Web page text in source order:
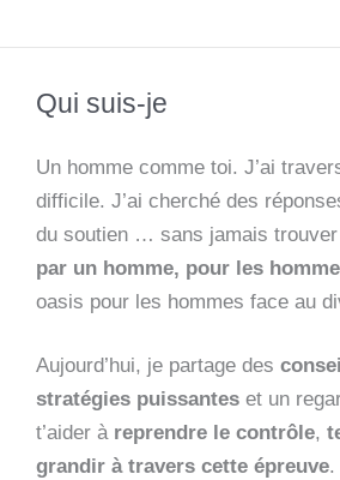
Qui suis-je
Un homme comme toi. J’ai
difficile. J’ai cherché des
du soutien … sans jamais
par un homme, pour les
oasis pour les hommes face au
Aujourd’hui, je partage des
stratégies puissantes et un
t’aider à reprendre le contrôle,
grandir à travers cette épreuve.